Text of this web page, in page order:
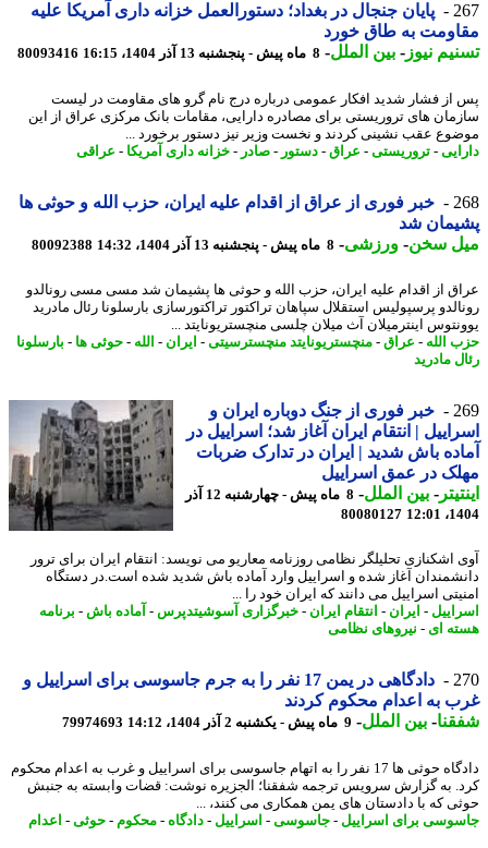
پایان جنجال در بغداد؛ دستورالعمل خزانه داری آمریکا علیه
به طاق خورد
نیوز-بین الملل-8 ماه پیش - پنجشنبه 13 آذر 1404، 16:15 80093416
فشار شدید افکار عمومی درباره درج نام گرو های مقاومت در لیست
های تروریستی برای مصادره دارایی، مقامات بانک مرکزی عراق از این
عقب نشینی کردند و نخست وزیر نیز دستور برخورد ...
- تروریستی-عراق- دستور-صادر-خزانه داری آمریکا- عراقی
خبر فوری از عراق از اقدام علیه ایران، حزب الله و حوثی ها
شد
سخن-ورزشی-8 ماه پیش - پنجشنبه 13 آذر 1404، 14:32 80092388
از اقدام علیه ایران، حزب الله و حوثی ها پشیمان شد مسی مسی رونالدو
پرسپولیس استقلال سپاهان تراکتور تراکتورسازی بارسلونا رئال مادرید
اینترمیلان آث میلان چلسی منچستریونایتد ...
الله-عراق- منچستریونایتد منچسترسیتی-ایران - الله-حوثی ها- بارسلونا
مادرید
خبر فوری از جنگ دوباره ایران و
| انتقام ایران آغاز شد؛ اسراییل در
باش شدید | ایران در تدارک ضربات
در عمق اسراییل
-بین الملل-
8 ماه پیش - چهارشنبه 12 آذر
80080127
اشکنازی تحلیلگر نظامی روزنامه معاریو می نویسد: انتقام ایران برای ترور
آغاز شده و اسراییل وارد آماده باش شدید شده است.در دستگاه
اسراییل می دانند که ایران خود را ...
-ایران - انتقام ایران - خبرگزاری آسوشیتدپرس-آماده باش -برنامه
ای- نیروهای نظامی
دادگاهی در یمن 17 نفر را به جرم جاسوسی برای اسراییل و
به اعدام محکوم کردند
-بین الملل-9 ماه پیش - یکشنبه 2 آذر 1404، 14:12 79974693
دادگاه حوثی ها 17 نفر را به اتهام جاسوسی برای اسراییل و غرب به اعدام محکوم
به گزارش سرویس ترجمه شفقنا؛ الجزیره نوشت: قضات وابسته به جنبش
که با دادستان های یمن همکاری می کنند، ...
برای اسراییل
-جاسوسی-اسراییل -دادگاه -محکوم-حوثی-اعدام